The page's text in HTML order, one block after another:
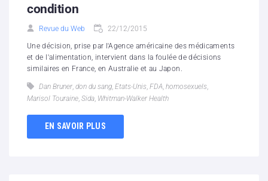
condition
Revue du Web 22/12/2015
Une décision, prise par l'Agence américaine des médicaments
et de l'alimentation, intervient dans la foulée de décisions
similaires en France, en Australie et au Japon.
Dan Bruner, don du sang, Etats-Unis, FDA, homosexuels,
Marisol Touraine, Sida, Whitman-Walker Health
EN SAVOIR PLUS